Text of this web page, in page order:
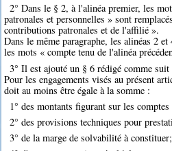
2° Dans le § 2, à l'alinéa premier, les
patronales et personnelles » sont
contributions patronales et de l'affilié ».
Dans le même paragraphe, les alinéas 2
les mots « compte tenu de l'alinéa
3° Il est ajouté un § 6 rédigé comme
Pour les engagements visés au présent
doit au moins être égale à la somme :
1° des montants figurant sur les
2° des provisions techniques pour
3° de la marge de solvabilité à constituer;